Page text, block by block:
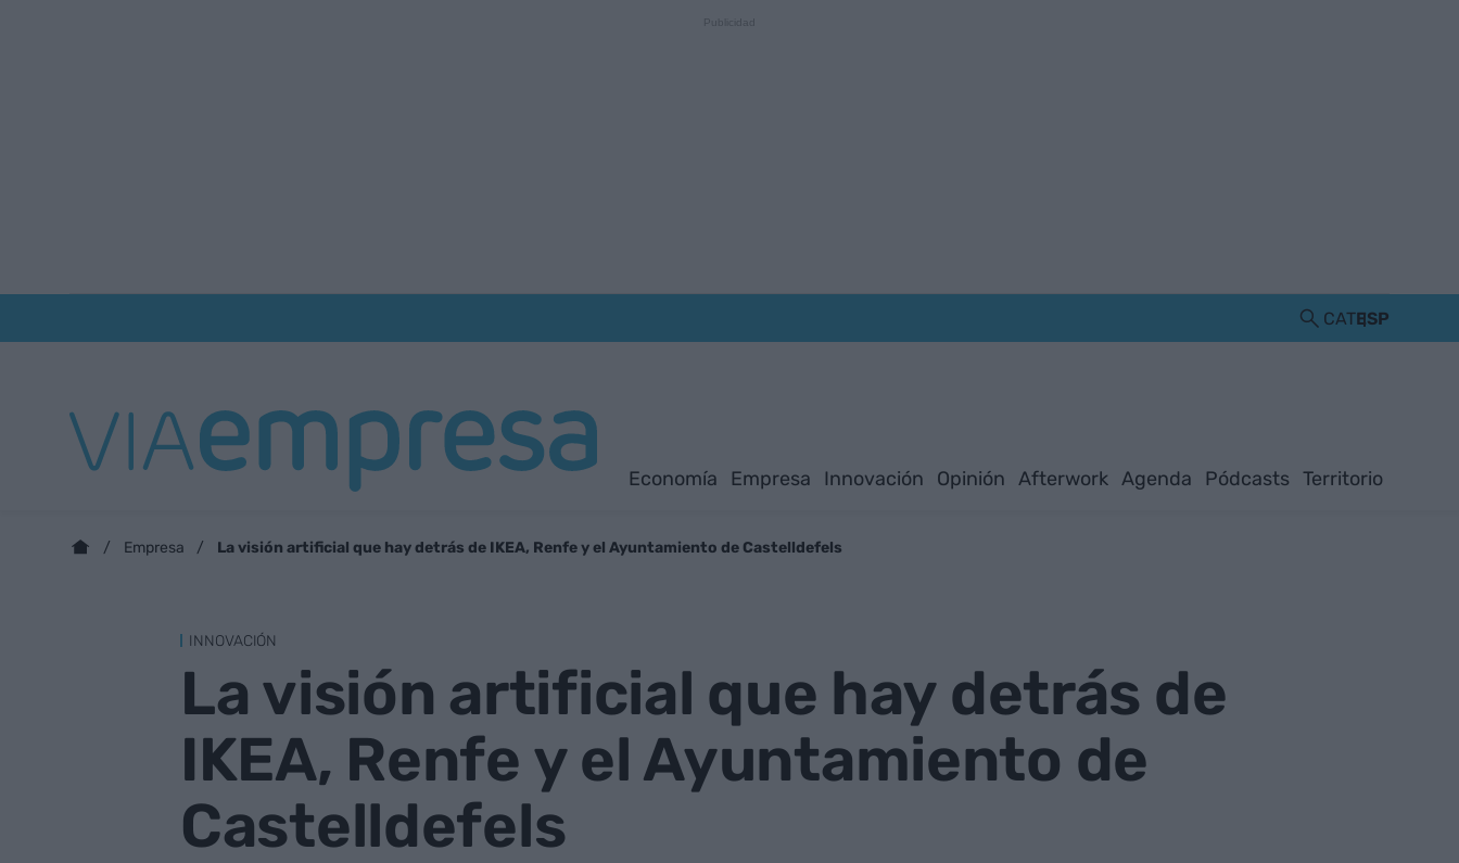
CATESP
Economía Empresa Innovación Opinión Afterwork Agenda Pódcasts Territorio
Empresa La visión artificial que hay detrás de IKEA, Renfe y el Ayuntamiento de Castelldefels
INNOVACIÓN
La visión artificial que hay detrás de
IKEA, Renfe y el Ayuntamiento de
Castelldefels